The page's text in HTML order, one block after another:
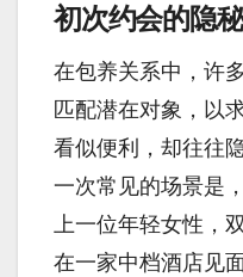
初次约会的隐
在包养关系中，许
匹配潜在对象，以
看似便利，却往往
一次常见的场景是
上一位年轻女性，
在一家中档酒店见